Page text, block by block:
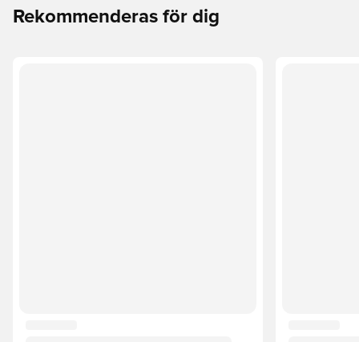
Rekommenderas för dig